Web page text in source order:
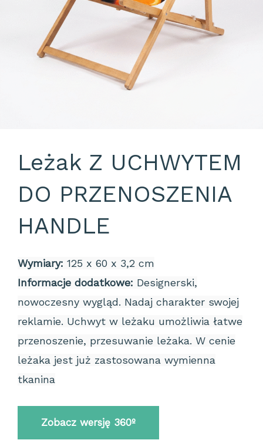
Leżak Z UCHWYTEM
DO PRZENOSZENIA
HANDLE
Wymiary: 125 x 60 x 3,2 cm
Informacje dodatkowe: Designerski,
nowoczesny wygląd. Nadaj charakter swojej
reklamie. Uchwyt w leżaku umożliwia łatwe
przenoszenie, przesuwanie leżaka. W cenie
leżaka jest już zastosowana wymienna
tkanina
Zobacz wersję 360º